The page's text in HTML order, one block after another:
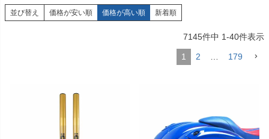
並び替え 価格が安い順 価格が高い順 新着順
7145件中 1-40件表示
1 2 179